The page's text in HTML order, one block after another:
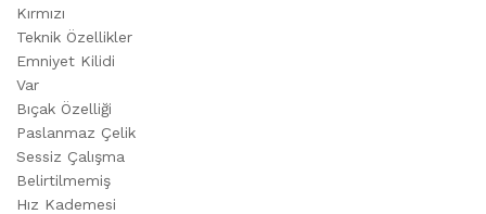
Kırmızı
Teknik Özellikler
Emniyet Kilidi
Var
Bıçak Özelliği
Paslanmaz Çelik
Sessiz Çalışma
Belirtilmemiş
Hız Kademesi